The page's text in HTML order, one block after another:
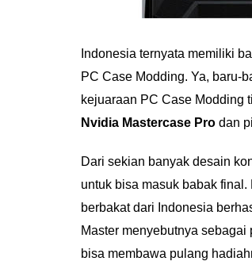
Indonesia ternyata memiliki
PC Case Modding. Ya, baru-
kejuaraan PC Case Modding
Nvidia Mastercase Pro dan
Dari sekian banyak desain
untuk bisa masuk babak
berbakat dari Indonesia
Master menyebutnya
bisa membawa pulang